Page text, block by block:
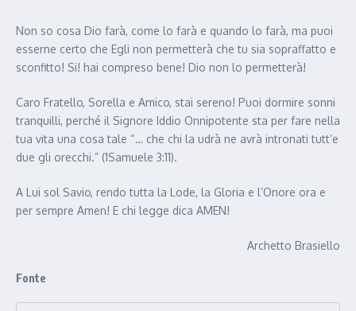
Non so cosa Dio farà, come lo farà e quando lo farà, ma puoi
esserne certo che Egli non permetterà che tu sia sopraffatto e
sconfitto! Si! hai compreso bene! Dio non lo permetterà!
Caro Fratello, Sorella e Amico, stai sereno! Puoi dormire sonni
tranquilli, perché il Signore Iddio Onnipotente sta per fare nella
tua vita una cosa tale “… che chi la udrà ne avrà intronati tutt’e
due gli orecchi.” (1Samuele 3:11).
A Lui sol Savio, rendo tutta la Lode, la Gloria e l’Onore ora e
per sempre Amen! E chi legge dica AMEN!
Archetto Brasiello
Fonte